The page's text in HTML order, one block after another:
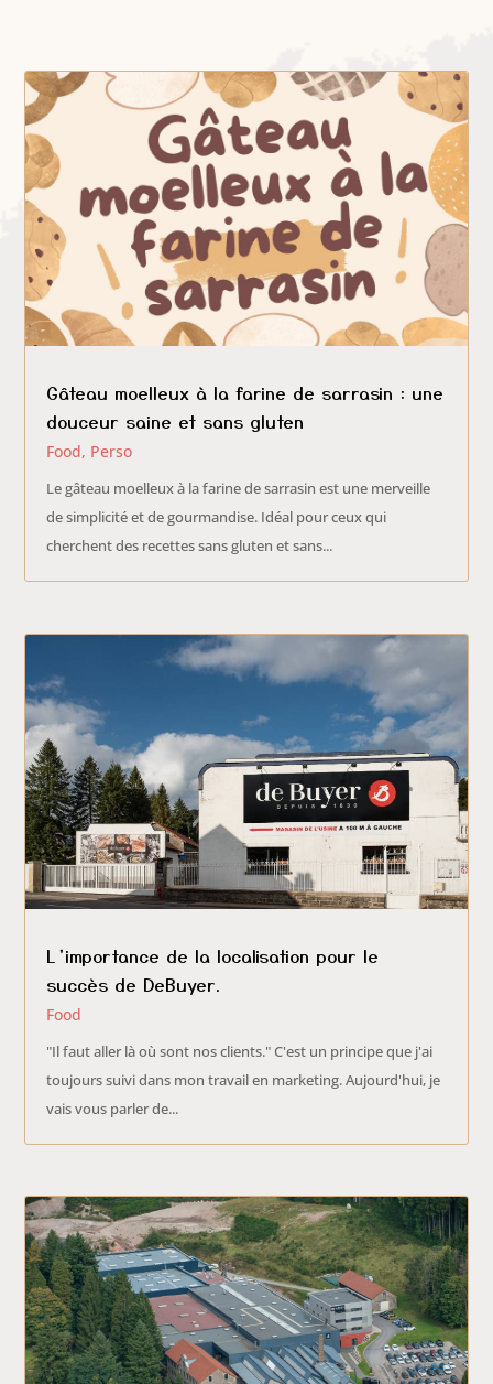
Gâteau moelleux à la farine de sarrasin : une
douceur saine et sans gluten
Food, Perso
Le gâteau moelleux à la farine de sarrasin est une merveille
de simplicité et de gourmandise. Idéal pour ceux qui
cherchent des recettes sans gluten et sans...
L’importance de la localisation pour le
succès de DeBuyer.
Food
"Il faut aller là où sont nos clients." C'est un principe que j'ai
toujours suivi dans mon travail en marketing. Aujourd'hui, je
vais vous parler de...